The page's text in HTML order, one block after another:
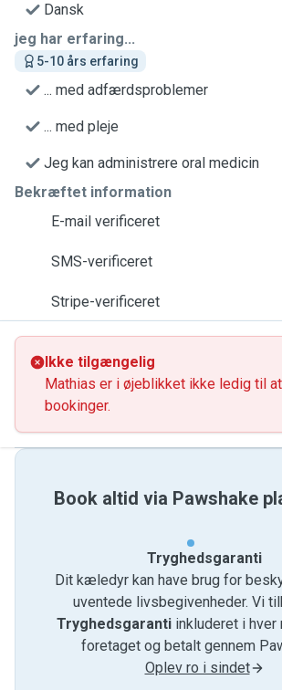
Dansk
jeg har erfaring...
5-10 års erfaring
... med adfærdsproblemer
... med pleje
Jeg kan administrere oral medicin
Bekræftet information
E-mail verificeret
SMS-verificeret
Stripe-verificeret
Ikke tilgængelig
Mathias er i øjeblikket ikke ledig til
bookinger.
Book altid via Pawshake
Tryghedsgaranti
Dit kæledyr kan have brug for
uventede livsbegivenheder. Vi
Tryghedsgaranti inkluderet i hver
foretaget og betalt gennem
Oplev ro i sindet